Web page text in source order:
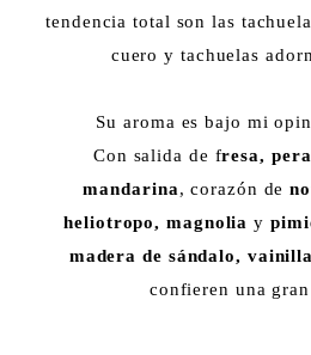
tendencia total son las
cuero y tachuelas
Su aroma es bajo mi
Con salida de fresa,
mandarina, corazón de
heliotropo, magnolia y
madera de sándalo,
confieren una